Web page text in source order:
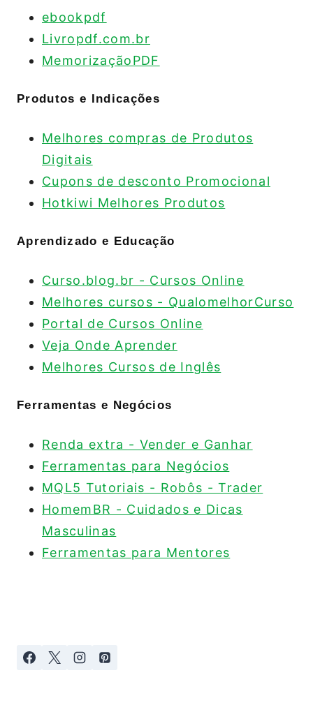
ebookpdf
Livropdf.com.br
MemorizaçãoPDF
Produtos e Indicações
Melhores compras de Produtos
Digitais
Cupons de desconto Promocional
Hotkiwi Melhores Produtos
Aprendizado e Educação
Curso.blog.br - Cursos Online
Melhores cursos - QualomelhorCurso
Portal de Cursos Online
Veja Onde Aprender
Melhores Cursos de Inglês
Ferramentas e Negócios
Renda extra - Vender e Ganhar
Ferramentas para Negócios
MQL5 Tutoriais - Robôs - Trader
HomemBR - Cuidados e Dicas
Masculinas
Ferramentas para Mentores